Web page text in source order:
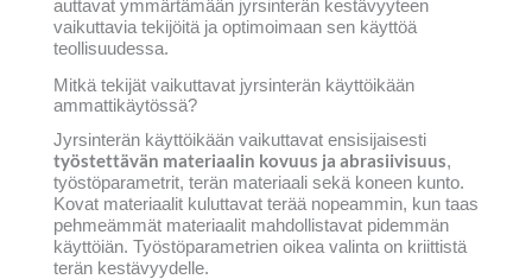
auttavat ymmärtämään jyrsinterän kestävyyteen
vaikuttavia tekijöitä ja optimoimaan sen käyttöä
teollisuudessa.
Mitkä tekijät vaikuttavat jyrsinterän käyttöikään
ammattikäytössä?
Jyrsinterän käyttöikään vaikuttavat ensisijaisesti
työstettävän materiaalin kovuus ja abrasiivisuus,
työstöparametrit, terän materiaali sekä koneen kunto.
Kovat materiaalit kuluttavat terää nopeammin, kun taas
pehmeämmät materiaalit mahdollistavat pidemmän
käyttöiän. Työstöparametrien oikea valinta on kriittistä
terän kestävyydelle.